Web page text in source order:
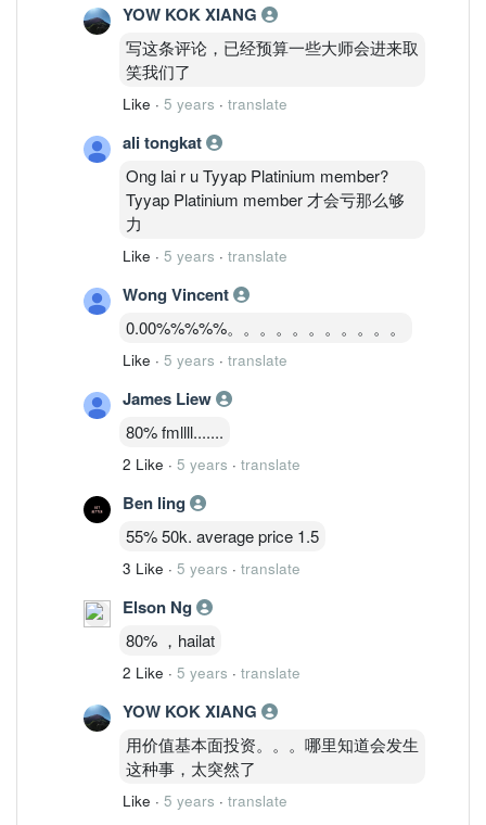
YOW KOK XIANG
写这条评论，已经预算一些大师会进来取
笑我们了
Like · 5 years · translate
ali tongkat
Ong lai r u Tyyap Platinium member?
Tyyap Platinium member 才会亏那么够
力
Like · 5 years · translate
Wong Vincent
0.00%%%%%。。。。。。。。。。。
Like · 5 years · translate
James Liew
80% fmllll.......
2 Like · 5 years · translate
Ben ling
55% 50k. average price 1.5
3 Like · 5 years · translate
Elson Ng
80% ，hailat
2 Like · 5 years · translate
YOW KOK XIANG
用价值基本面投资。。。哪里知道会发生
这种事，太突然了
Like · 5 years · translate